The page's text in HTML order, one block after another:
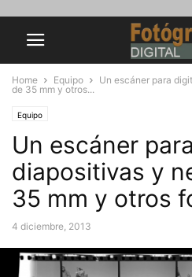
Home Equipo
Un escáner para
de 35 mm y otros...
Equipo
Un escáner
diapositivas y
35 mm y otros
4 diciembre, 2013